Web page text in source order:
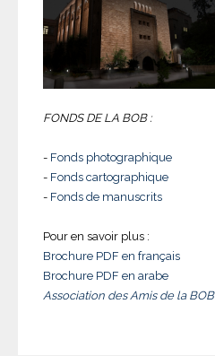
FONDS DE LA BOB :
- Fonds photographique
- Fonds cartographique
- Fonds de manuscrits
Pour en savoir plus :
Brochure PDF en français
Brochure PDF en arabe
Association des Amis de la BOB